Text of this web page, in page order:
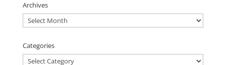
Archives
Archives
Categories
Categories